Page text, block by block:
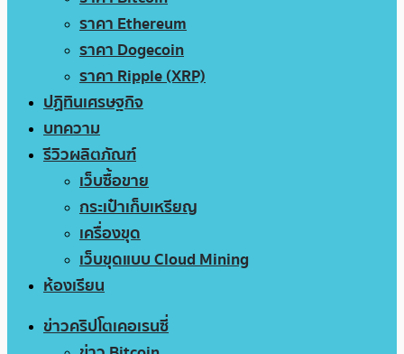
ราคา Ethereum
ราคา Dogecoin
ราคา Ripple (XRP)
ปฏิทินเศรษฐกิจ
บทความ
รีวิวผลิตภัณฑ์
เว็บซื้อขาย
กระเป๋าเก็บเหรียญ
เครื่องขุด
เว็บขุดแบบ Cloud Mining
ห้องเรียน
ข่าวคริปโตเคอเรนซี่